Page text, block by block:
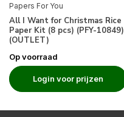
Papers For You
All I Want for Christmas Rice
Paper Kit (8 pcs) (PFY-10849)
(OUTLET)
Op voorraad
Login voor prijzen